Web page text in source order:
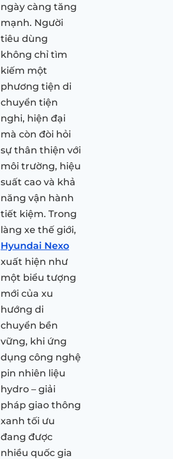
ngày càng tăng
mạnh. Người
tiêu dùng
không chỉ tìm
kiếm một
phương tiện di
chuyển tiện
nghi, hiện đại
mà còn đòi hỏi
sự thân thiện với
môi trường, hiệu
suất cao và khả
năng vận hành
tiết kiệm. Trong
làng xe thế giới,
Hyundai Nexo
xuất hiện như
một biểu tượng
mới của xu
hướng di
chuyển bền
vững, khi ứng
dụng công nghệ
pin nhiên liệu
hydro – giải
pháp giao thông
xanh tối ưu
đang được
nhiều quốc gia